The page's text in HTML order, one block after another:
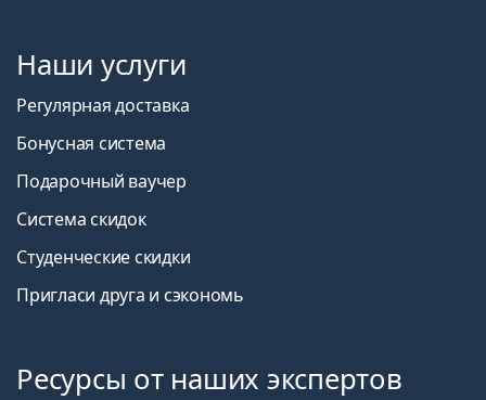
Наши услуги
Регулярная доставка
Бонусная система
Подарочный ваучер
Система скидок
Студенческие скидки
Пригласи друга и сэкономь
Ресурсы от наших экспертов